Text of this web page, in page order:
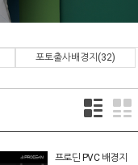
포토출사배경지 (32)
프로딘 PVC 배경지